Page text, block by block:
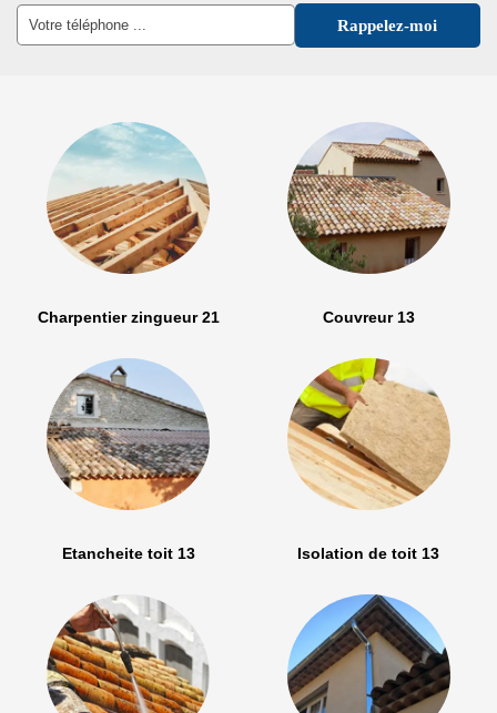
Charpentier zingueur 21 Couvreur 13
Etancheite toit 13 Isolation de toit 13